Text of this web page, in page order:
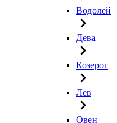
Водолей
Дева
Козерог
Лев
Овен